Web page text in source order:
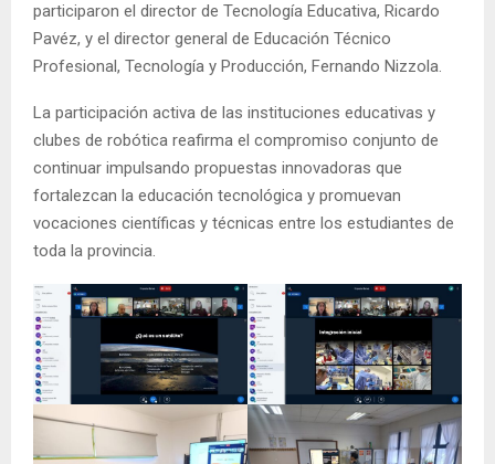
participaron el director de Tecnología Educativa, Ricardo
Pavéz, y el director general de Educación Técnico
Profesional, Tecnología y Producción, Fernando Nizzola.
La participación activa de las instituciones educativas y
clubes de robótica reafirma el compromiso conjunto de
continuar impulsando propuestas innovadoras que
fortalezcan la educación tecnológica y promuevan
vocaciones científicas y técnicas entre los estudiantes de
toda la provincia.